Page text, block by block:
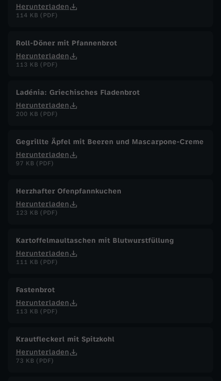
Herunterladen
114 KB (PDF)
Roll-Döner mit Pfannenbrot
Herunterladen
113 KB (PDF)
Ladénia: Griechisches Fladenbrot
Herunterladen
200 KB (PDF)
Gegrillte Äpfel mit Beeren und Mascarpone-Creme
Herunterladen
97 KB (PDF)
Herzhafter Ofenpfannkuchen
Herunterladen
123 KB (PDF)
Kartoffelmaultaschen mit Blutwurstfüllung
Herunterladen
111 KB (PDF)
Fastenbrot
Herunterladen
113 KB (PDF)
Krautfleckerl mit Spitzkohl
Herunterladen
73 KB (PDF)